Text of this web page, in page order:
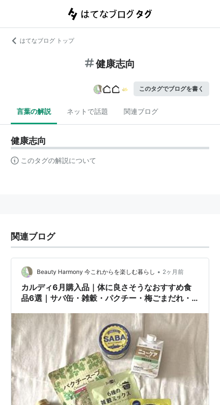
はてなブログ トップ
健康志向
このタグでブログを書く
言葉の解説 ネットで話題 関連ブログ
健康志向
このタグの解説について
関連ブログ
Beauty Harmony 今これからを楽しむ暮らし • 2ヶ月前
カルディ6月購入品｜体に良さそうなおすすめ食
品6選｜サバ缶・雑穀・パクチー・梅ごまだれ・